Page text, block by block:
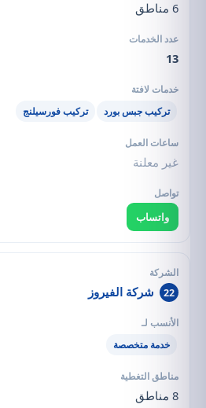
6 مناطق
13
تركيب جبس بورد تركيب فورسيلنج
غير معلنة
واتساب
22 شركة الفيروز
خدمة متخصصة
8 مناطق